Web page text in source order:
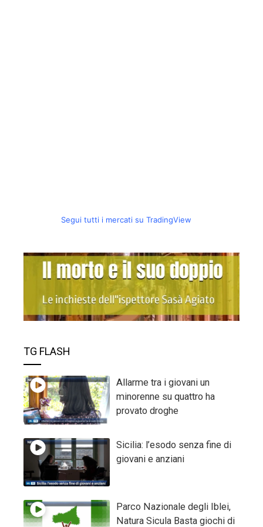
Segui tutti i mercati su TradingView
TG FLASH
Allarme tra i giovani un
minorenne su quattro ha
provato droghe
Sicilia: l’esodo senza fine di
giovani e anziani
Parco Nazionale degli Iblei,
Natura Sicula Basta giochi di